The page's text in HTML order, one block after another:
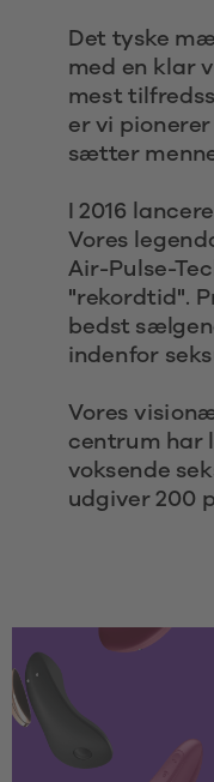
Det tyske
med en klar
mest
er vi
sætter
I 2016
Vores
Air-Pulse-
"rekordtid".
bedst
indenfor
Vores
centrum har
voksende